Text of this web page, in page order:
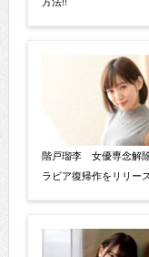
階戸瑠李 女優専念解
ラビア復帰作をリリー